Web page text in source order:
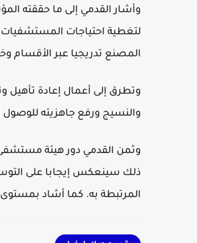
وأشار القدمي إلى ما حققته
لتغطية احتياجات المستشفيات
المصنع تدريجيا عبر الأقسام
وتطرق إلى أعمال إعادة
والنسيج ورفع جاهزيته للوصول
وثمن القدمي دور هيئة
ذلك سينعكس إيجابا على
المرتبطة به. كما أشاد بمستوى